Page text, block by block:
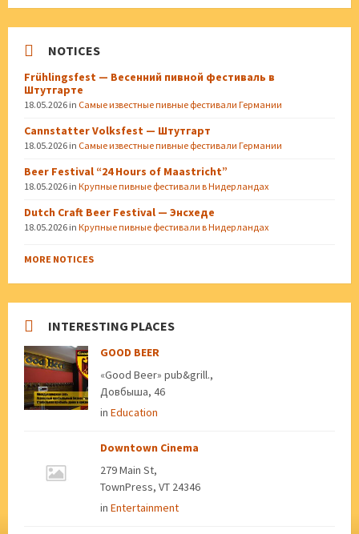
NOTICES
Frühlingsfest — Весенний пивной фестиваль в
Штутгарте
18.05.2026 in Самые известные пивные фестивали Германии
Cannstatter Volksfest — Штутгарт
18.05.2026 in Самые известные пивные фестивали Германии
Beer Festival “24 Hours of Maastricht”
18.05.2026 in Крупные пивные фестивали в Нидерландах
Dutch Craft Beer Festival — Энсхеде
18.05.2026 in Крупные пивные фестивали в Нидерландах
MORE NOTICES
INTERESTING PLACES
GOOD BEER
«Good Beer» pub&grill.,
Довбыша, 46
in Education
Downtown Cinema
279 Main St,
TownPress, VT 24346
in Entertainment